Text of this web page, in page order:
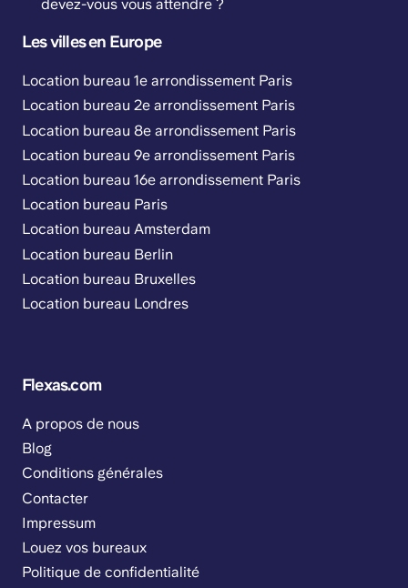
devez-vous vous attendre ?
Les villes en Europe
Location bureau 1e arrondissement Paris
Location bureau 2e arrondissement Paris
Location bureau 8e arrondissement Paris
Location bureau 9e arrondissement Paris
Location bureau 16e arrondissement Paris
Location bureau Paris
Location bureau Amsterdam
Location bureau Berlin
Location bureau Bruxelles
Location bureau Londres
Flexas.com
A propos de nous
Blog
Conditions générales
Contacter
Impressum
Louez vos bureaux
Politique de confidentialité